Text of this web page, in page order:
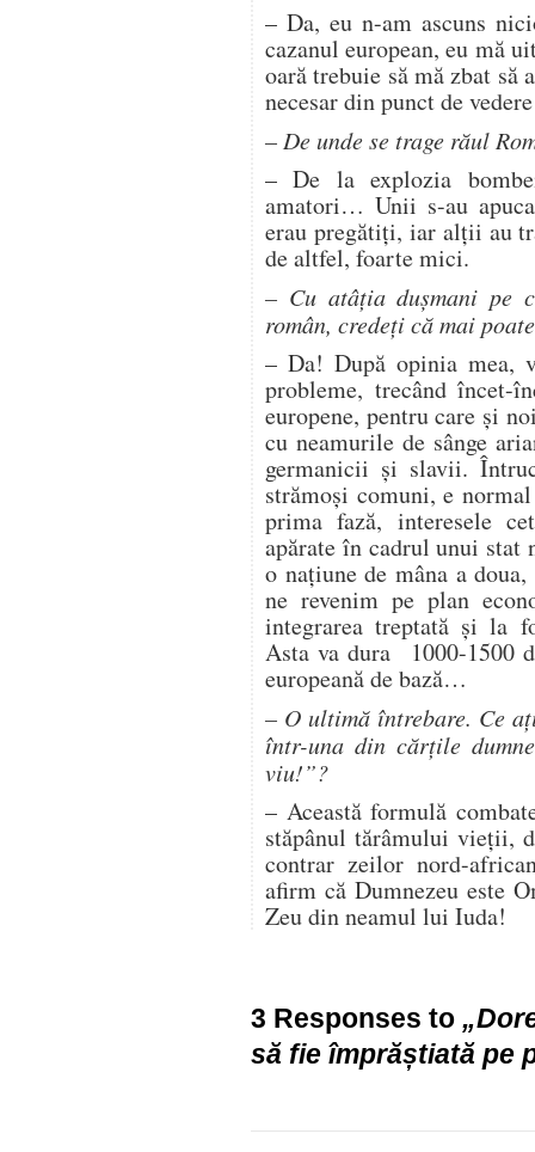
– Da, eu n-am ascuns
cazanul european, eu mă
oară trebuie să mă zbat
necesar din punct de
– De unde se trage răul
– De la explozia
amatori… Unii s-au
erau pregătiţi, iar alţii au
de altfel, foarte mici.
– Cu atâţia duşmani pe
român, credeţi că mai
– Da! După opinia mea,
probleme, trecând încet-
europene, pentru care şi
cu neamurile de sânge
germanicii şi slavii.
strămoşi comuni, e
prima fază, interesele
apărate în cadrul unui stat
o naţiune de mâna a
ne revenim pe plan
integrarea treptată şi la
Asta va dura 1000-1500
europeană de bază…
– O ultimă întrebare. Ce
într-una din cărţile
viu!”?
– Această formulă
stăpânul tărâmului vieţii,
contrar zeilor nord-
afirm că Dumnezeu este
Zeu din neamul lui Iuda!
3 Responses to
să fie împrăștiată pe